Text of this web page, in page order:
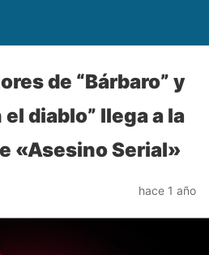
de “Bárbaro” y
diablo” llega a la
«Asesino Serial»
hace 1 año